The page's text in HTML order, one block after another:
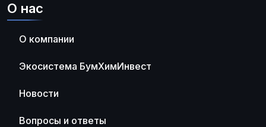
О нас
О компании
Экосистема БумХимИнвест
Новости
Вопросы и ответы